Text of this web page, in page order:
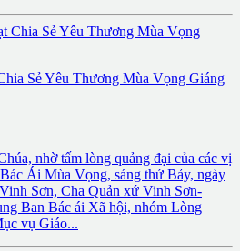
Sẻ Yêu Thương Mùa Vọng Giáng
nhờ tấm lòng quảng đại của các vị
Ái Mùa Vọng, sáng thứ Bảy, ngày
Sơn, Cha Quản xứ Vinh Sơn-
Ban Bác ái Xã hội, nhóm Lòng
vụ Giáo...